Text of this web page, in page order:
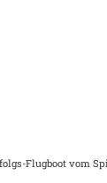
Flugboot vom